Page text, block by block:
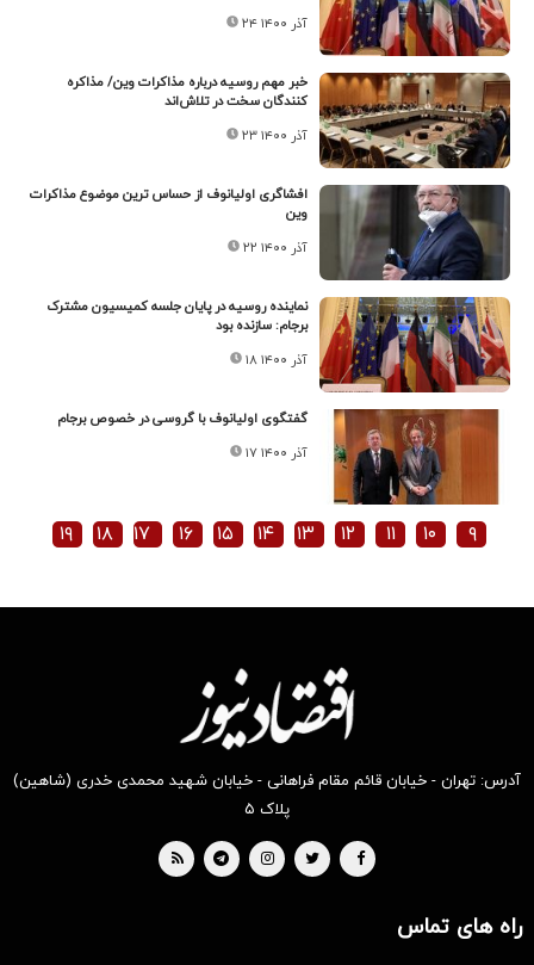
۲۴ آذر ۱۴۰۰
خبر مهم روسیه درباره مذاکرات وین/ مذاکره
کنندگان سخت در تلاش‌اند
۲۳ آذر ۱۴۰۰
افشاگری اولیانوف از حساس ترین موضوع مذاکرات
وین
۲۲ آذر ۱۴۰۰
نماینده روسیه در پایان جلسه کمیسیون مشترک
برجام: سازنده بود
۱۸ آذر ۱۴۰۰
گفتگوی اولیانوف با گروسی در خصوص برجام
۱۷ آذر ۱۴۰۰
۹ ۱۰ ۱۱ ۱۲ ۱۳ ۱۴ ۱۵ ۱۶ ۱۷ ۱۸ ۱۹
آدرس: تهران - خیابان قائم مقام فراهانی - خیابان شهید محمدی خدری (شاهین)
پلاک ۵
راه های تماس